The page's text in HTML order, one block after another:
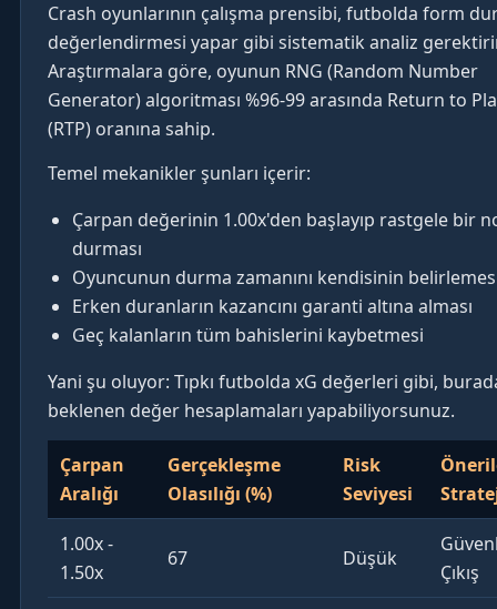
Crash oyunlarının çalışma prensibi, futbolda form
değerlendirmesi yapar gibi sistematik analiz
Araştırmalara göre, oyunun RNG (Random Number
Generator) algoritması %96-99 arasında Return to
(RTP) oranına sahip.
Temel mekanikler şunları içerir:
Çarpan değerinin 1.00x'den başlayıp rastgele bir
durması
Oyuncunun durma zamanını kendisinin
Erken duranların kazancını garanti altına alması
Geç kalanların tüm bahislerini kaybetmesi
Yani şu oluyor: Tıpkı futbolda xG değerleri gibi,
beklenen değer hesaplamaları yapabiliyorsunuz.
Çarpan
Aralığı
Gerçekleşme
Olasılığı (%)
Risk
Seviyesi
1.00x -
1.50x
67 Düşük
Çıkış